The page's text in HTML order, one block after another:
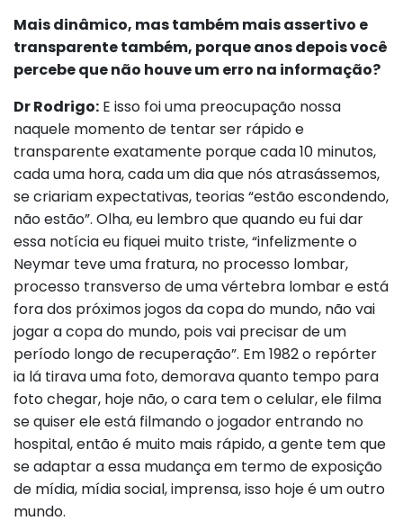
Mais dinâmico, mas também mais assertivo e
transparente também, porque anos depois você
percebe que não houve um erro na informação?
Dr Rodrigo: E isso foi uma preocupação nossa
naquele momento de tentar ser rápido e
transparente exatamente porque cada 10 minutos,
cada uma hora, cada um dia que nós atrasássemos,
se criariam expectativas, teorias “estão escondendo,
não estão”. Olha, eu lembro que quando eu fui dar
essa notícia eu fiquei muito triste, “infelizmente o
Neymar teve uma fratura, no processo lombar,
processo transverso de uma vértebra lombar e está
fora dos próximos jogos da copa do mundo, não vai
jogar a copa do mundo, pois vai precisar de um
período longo de recuperação”. Em 1982 o repórter
ia lá tirava uma foto, demorava quanto tempo para
foto chegar, hoje não, o cara tem o celular, ele filma
se quiser ele está filmando o jogador entrando no
hospital, então é muito mais rápido, a gente tem que
se adaptar a essa mudança em termo de exposição
de mídia, mídia social, imprensa, isso hoje é um outro
mundo.